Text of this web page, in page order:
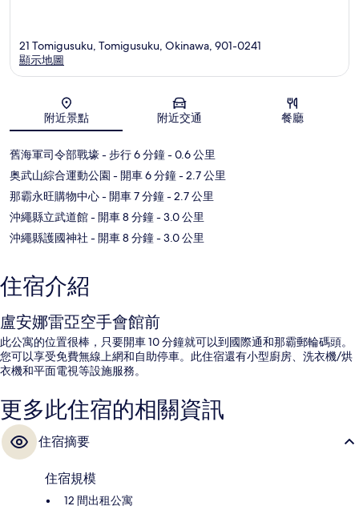
地圖
21 Tomigusuku, Tomigusuku, Okinawa, 901-0241
顯示地圖
附近景點 附近交通 餐廳
舊海軍司令部戰壕- 步行 6 分鐘- 0.6 公里
奥武山綜合運動公園 - 開車 6 分鐘- 2.7 公里
那霸永旺購物中心- 開車 7 分鐘- 2.7 公里
沖繩縣立武道館- 開車 8 分鐘- 3.0 公里
沖繩縣護國神社 - 開車 8 分鐘- 3.0 公里
住宿介紹
盧安娜雷亞空手會館前
此公寓的位置很棒，只要開車 10 分鐘就可以到國際通和那霸郵輪碼頭。
您可以享受免費無線上網和自助停車。此住宿還有小型廚房、洗衣機/烘
衣機和平面電視等設施服務。
更多此住宿的相關資訊
住宿摘要
住宿規模
12 間出租公寓